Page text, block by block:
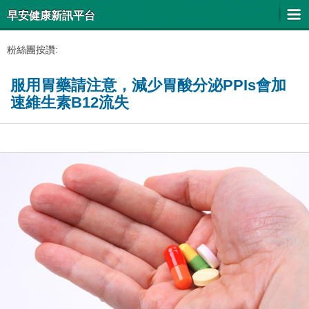
早安健康新訊平台
粉絲團按讚:
服用胃藥請注意，減少胃酸分泌PPIs會加
速維生素B12流失